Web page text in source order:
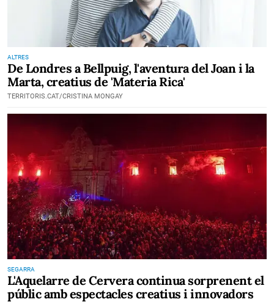
ALTRES
De Londres a Bellpuig, l'aventura del Joan i la
Marta, creatius de 'Materia Rica'
TERRITORIS.CAT/CRISTINA MONGAY
SEGARRA
L'Aquelarre de Cervera continua sorprenent el
públic amb espectacles creatius i innovadors